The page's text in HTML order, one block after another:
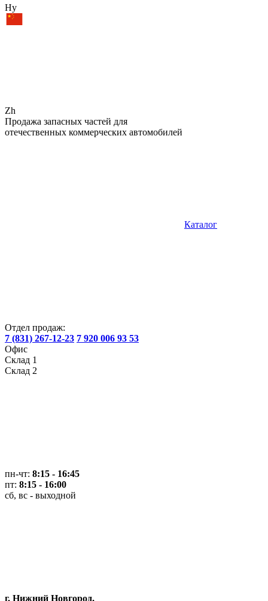
Hy
Zh
Продажа запасных частей для
отечественных коммерческих автомобилей
Каталог
Отдел продаж:
7 (831) 267-12-23 7 920 006 93 53
Офис
Склад 1
Склад 2
пн-чт: 8:15 - 16:45
пт: 8:15 - 16:00
сб, вс - выходной
г. Нижний Новгород,